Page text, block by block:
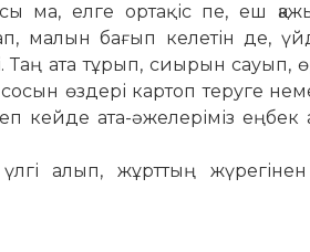
ма, елге ортақ іс пе, еш
малын бағып келетін де,
ата тұрып, сиырын сауып,
өздері картоп теруге
кейде ата-әжелеріміз еңбек
үлгі алып, жұрттың